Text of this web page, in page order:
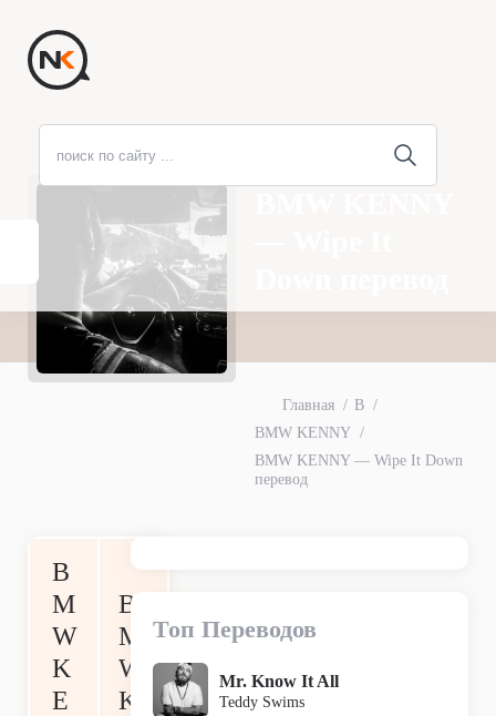
Главная
B
BMW KENNY
BMW KENNY — Wipe It Down
перевод
B
M
W
K
E
B
M
W
K
Топ Переводов
Mr. Know It All
Teddy Swims